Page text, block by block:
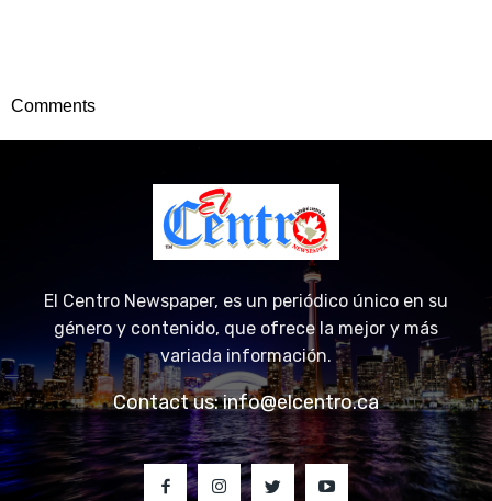
Comments
El Centro Newspaper, es un periódico único en su
género y contenido, que ofrece la mejor y más
variada información.
Contact us:info@elcentro.ca